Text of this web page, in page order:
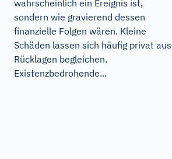
wahrscheinlich ein Ereignis ist,
sondern wie gravierend dessen
finanzielle Folgen wären. Kleine
Schäden lassen sich häufig privat aus
Rücklagen begleichen.
Existenzbedrohende...